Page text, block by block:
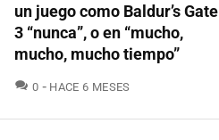
un juego como Baldur’s Gate
3 “nunca”, o en “mucho,
mucho, mucho tiempo”
0 COMENTARIOS
HACE 6 MESES